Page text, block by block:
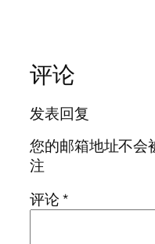
评论
发表回复
您的邮箱地址不会
注
评论*